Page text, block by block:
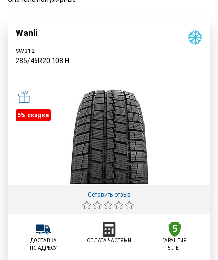
Wanli
SW312
285/45R20 108 H
5% cкидка
Оставить отзыв
ДОСТАВКА
ПО АДРЕСУ
ОПЛАТА ЧАСТЯМИ
ГАРАНТИЯ
5 ЛЕТ